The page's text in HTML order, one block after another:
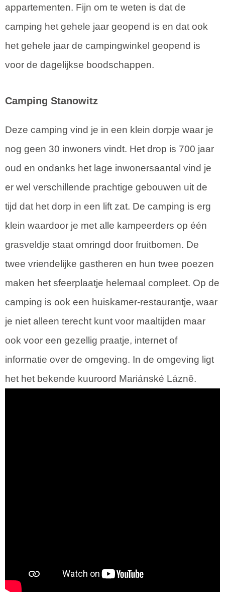
appartementen. Fijn om te weten is dat de
camping het gehele jaar geopend is en dat ook
het gehele jaar de campingwinkel geopend is
voor de dagelijkse boodschappen.
Camping Stanowitz
Deze camping vind je in een klein dorpje waar je
nog geen 30 inwoners vindt. Het drop is 700 jaar
oud en ondanks het lage inwonersaantal vind je
er wel verschillende prachtige gebouwen uit de
tijd dat het dorp in een lift zat. De camping is erg
klein waardoor je met alle kampeerders op één
grasveldje staat omringd door fruitbomen. De
twee vriendelijke gastheren en hun twee poezen
maken het sfeerplaatje helemaal compleet. Op de
camping is ook een huiskamer-restaurantje, waar
je niet alleen terecht kunt voor maaltijden maar
ook voor een gezellig praatje, internet of
informatie over de omgeving. In de omgeving ligt
het het bekende kuuroord Mariánské Láznĕ.